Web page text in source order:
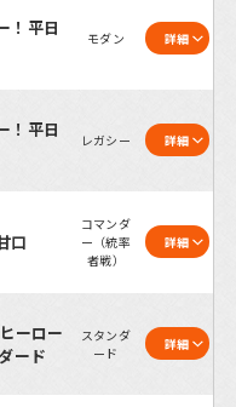
！平日
モダン 詳細
！平日
レガシー 詳細
口
コマンダ
ー（統率
者戦）
詳細
ーロー
ード
スタンダ
ード
詳細